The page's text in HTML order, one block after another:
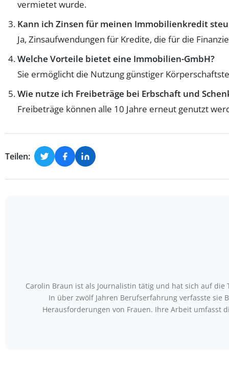
vermietet wurde.
Kann ich Zinsen für meinen Immobilienkredit
Ja, Zinsaufwendungen für Kredite, die für die
Welche Vorteile bietet eine Immobilien-GmbH?
Sie ermöglicht die Nutzung günstiger
Wie nutze ich Freibeträge bei Erbschaft und
Freibeträge können alle 10 Jahre erneut genutzt
Teilen:
Carolin Braun ist als Journalistin tätig und hat sich auf
In über zwölf Jahren Berufserfahrung verfasste
Herausforderungen von Frauen. Ihre Arbeit umfasst